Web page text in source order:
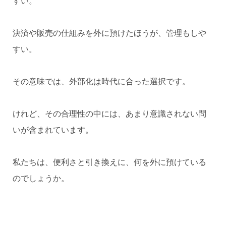
決済や販売の仕組みを外に預けたほうが、管理もしや
すい。
その意味では、外部化は時代に合った選択です。
けれど、その合理性の中には、あまり意識されない問
いが含まれています。
私たちは、便利さと引き換えに、何を外に預けている
のでしょうか。